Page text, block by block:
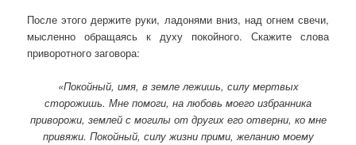
После этого держите руки, ладонями вниз, над огнем свечи,
мысленно обращаясь к духу покойного. Скажите слова
приворотного заговора:
«Покойный, имя, в земле лежишь, силу мертвых
сторожишь. Мне помоги, на любовь моего избранника
приворожи, землей с могилы от других его отверни, ко мне
привяжи. Покойный, силу жизни прими, желанию моему